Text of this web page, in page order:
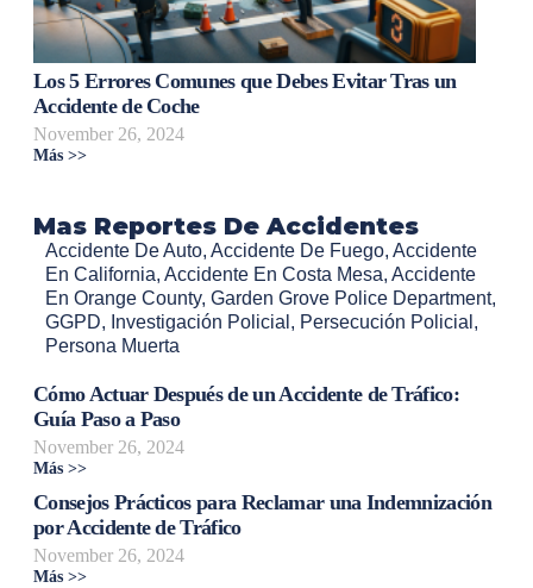
Los 5 Errores Comunes que Debes Evitar Tras un
Accidente de Coche
November 26, 2024
Más >>
Mas Reportes De Accidentes
Accidente De Auto, Accidente De Fuego, Accidente
En California, Accidente En Costa Mesa, Accidente
En Orange County, Garden Grove Police Department,
GGPD, Investigación Policial , Persecución Policial ,
Persona Muerta
Cómo Actuar Después de un Accidente de Tráfico:
Guía Paso a Paso
November 26, 2024
Más >>
Consejos Prácticos para Reclamar una Indemnización
por Accidente de Tráfico
November 26, 2024
Más >>